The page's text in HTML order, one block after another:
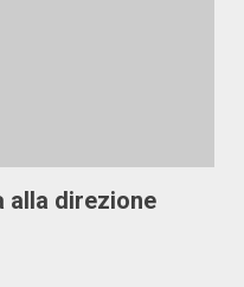
alla direzione